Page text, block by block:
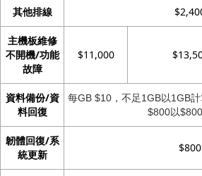
其他排線
主機板維修
不開機/功能
故障
$11,000
資料備份/資
料回復
每GB $10，不足1GB以1GB
$800以$800
韌體回復/系
統更新
$800